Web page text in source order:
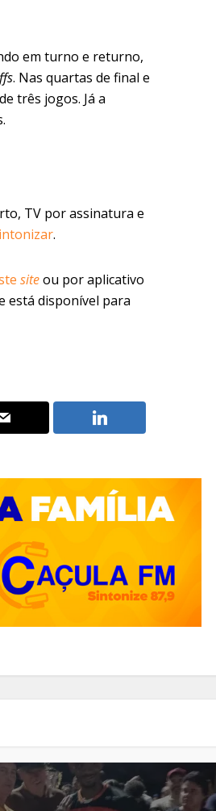
em turno e returno,
. Nas quartas de final e
três jogos. Já a
TV por assinatura e
.
siteou por aplicativo
está disponível para